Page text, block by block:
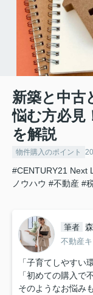
新築と中古
悩む方必見
を解説
物件購入のポイント
#CENTURY21 Next
ノウハウ #不動産 #
筆者
不動産
「子育てしやすい
「初めての購入で
そのようなお悩み